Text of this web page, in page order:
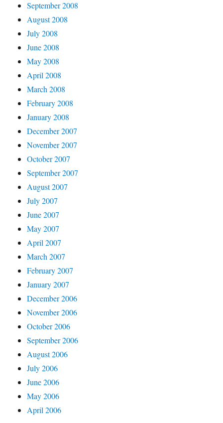
September 2008
August 2008
July 2008
June 2008
May 2008
April 2008
March 2008
February 2008
January 2008
December 2007
November 2007
October 2007
September 2007
August 2007
July 2007
June 2007
May 2007
April 2007
March 2007
February 2007
January 2007
December 2006
November 2006
October 2006
September 2006
August 2006
July 2006
June 2006
May 2006
April 2006